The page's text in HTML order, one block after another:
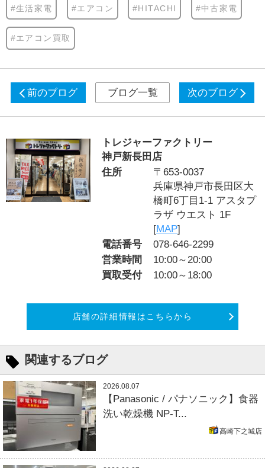
#生活家電 #エアコン #HITACHI #中古家電
#エアコン買取
前のブログ ブログ一覧 次のブログ
トレジャーファクトリー
神戸新長田店
住所
〒653-0037
兵庫県神戸市長田区大
橋町6丁目1-1 アスタプ
ラザ ウエスト 1F
[MAP]
電話番号
078-646-2299
営業時間
10:00～20:00
買取受付
10:00～18:00
店舗の詳細情報はこちらから
関連するブログ
2026.08.07
【Panasonic / パナソニック】食器
洗い乾燥機 NP-T...
高崎下之城店